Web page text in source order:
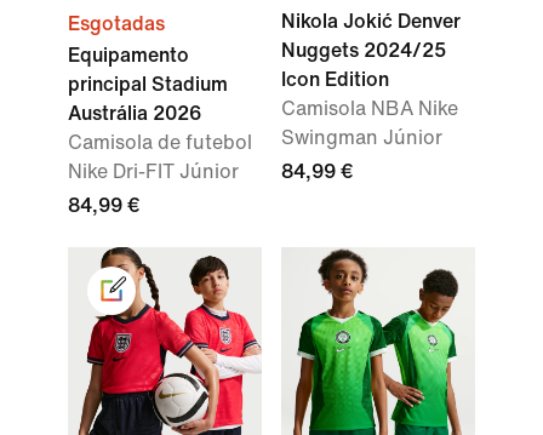
Esgotadas
Equipamento
principal Stadium
Austrália 2026
Camisola de futebol
Nike Dri-FIT Júnior
84,99 €
Nikola Jokić Denver
Nuggets 2024/25
Icon Edition
Camisola NBA Nike
Swingman Júnior
84,99 €